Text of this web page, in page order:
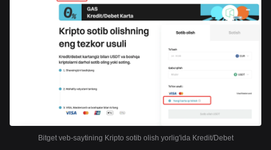
Bitget veb-saytining Kripto sotib olish yorlig'ida Kredit/Debet